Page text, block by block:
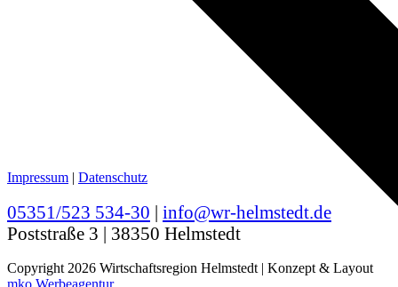
Impressum | Datenschutz
05351/523 534-30 | info@wr-helmstedt.de
Poststraße 3 | 38350 Helmstedt
Copyright 2026 Wirtschaftsregion Helmstedt | Konzept & Layout
mko Werbeagentur